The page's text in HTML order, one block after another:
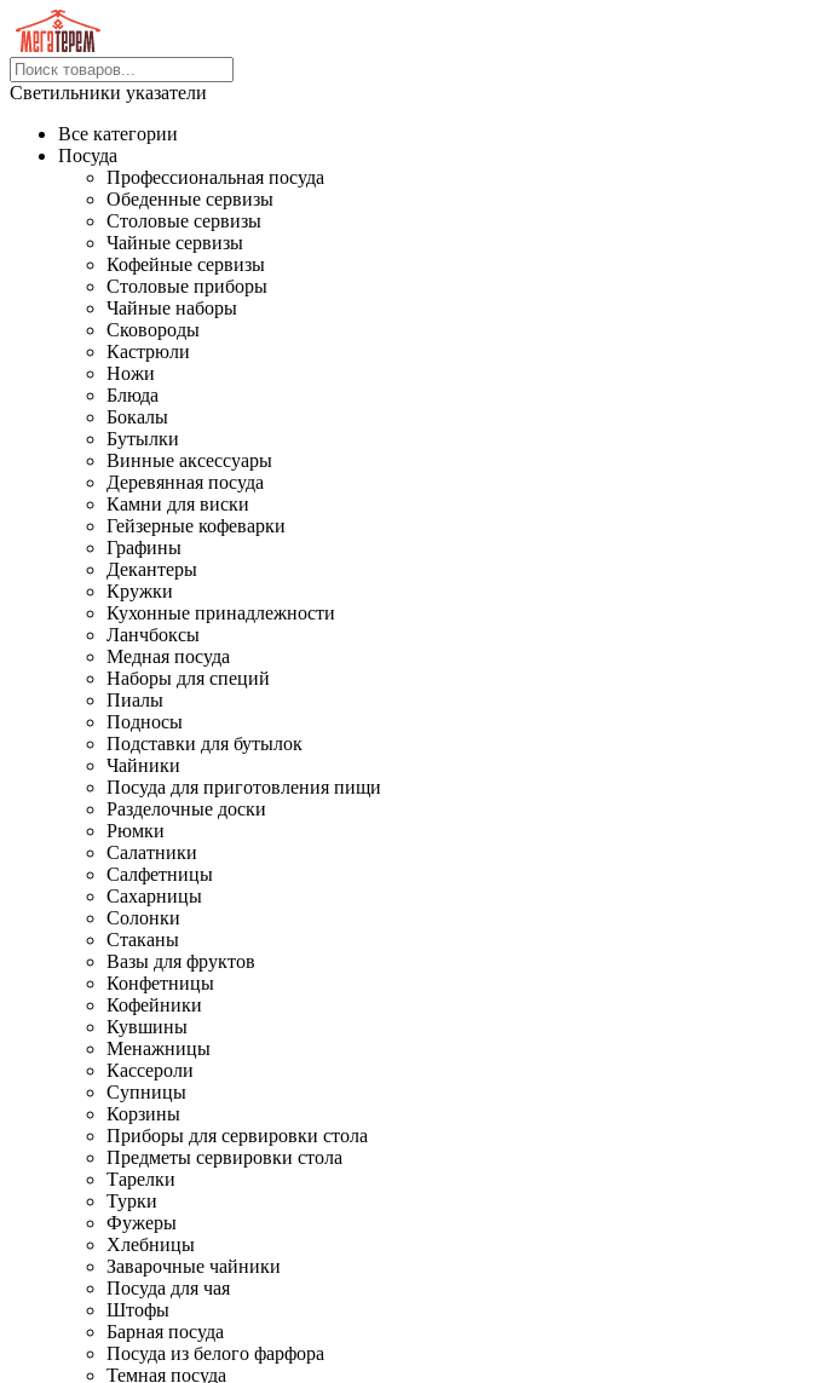
Светильники указатели
Все категории
Посуда
Профессиональная посуда
Обеденные сервизы
Столовые сервизы
Чайные сервизы
Кофейные сервизы
Столовые приборы
Чайные наборы
Сковороды
Кастрюли
Ножи
Блюда
Бокалы
Бутылки
Винные аксессуары
Деревянная посуда
Камни для виски
Гейзерные кофеварки
Графины
Декантеры
Кружки
Кухонные принадлежности
Ланчбоксы
Медная посуда
Наборы для специй
Пиалы
Подносы
Подставки для бутылок
Чайники
Посуда для приготовления пищи
Разделочные доски
Рюмки
Салатники
Салфетницы
Сахарницы
Солонки
Стаканы
Вазы для фруктов
Конфетницы
Кофейники
Кувшины
Менажницы
Кассероли
Супницы
Корзины
Приборы для сервировки стола
Предметы сервировки стола
Тарелки
Турки
Фужеры
Хлебницы
Заварочные чайники
Посуда для чая
Штофы
Барная посуда
Посуда из белого фарфора
Темная посуда